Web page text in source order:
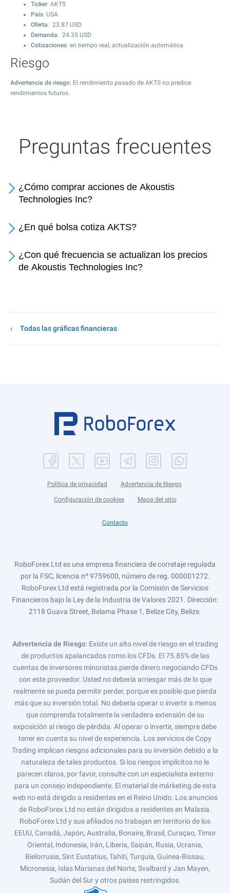
Ticker: AKTS
País: USA
Oferta: 23.87 USD
Demanda: 24.35 USD
Cotizaciones: en tiempo real, actualización automática
Riesgo
Advertencia de riesgo: El rendimiento pasado de AKTS no predice
rendimientos futuros.
Preguntas frecuentes
¿Cómo comprar acciones de Akoustis
Technologies Inc?
¿En qué bolsa cotiza AKTS?
¿Con qué frecuencia se actualizan los precios
de Akoustis Technologies Inc?
Todas las gráficas financieras
Política de privacidad Advertencia de Riesgo
Configuración de cookies Mapa del sitio
Contacto
RoboForex Ltd es una empresa financiera de corretaje regulada
por la FSC, licencia nº 9759600, número de reg. 000001272.
RoboForex Ltd está registrada por la Comisión de Servicios
Financieros bajo la Ley de la Industria de Valores 2021. Dirección:
2118 Guava Street, Belama Phase 1, Belize City, Belize.
Advertencia de Riesgo: Existe un alto nivel de riesgo en el trading
de productos apalancados como los CFDs. El 75.85% de las
cuentas de inversores minoristas pierde dinero negociando CFDs
con este proveedor. Usted no debería arriesgar más de lo que
realmente se pueda permitir perder, porque es posible que pierda
más que su inversión total. No debería operar o invertir a menos
que comprenda totalmente la verdadera extensión de su
exposición al riesgo de pérdida. Al operar o invertir, siempre debe
tener en cuenta su nivel de experiencia. Los servicios de Copy
Trading implican riesgos adicionales para su inversión debido a la
naturaleza de tales productos. Si los riesgos implícitos no le
parecen claros, por favor, consulte con un especialista externo
para un consejo independiente. El material de márketing de esta
web no está dirigido a residentes en el Reino Unido. Los anuncios
de RoboForex Ltd no están dirigidos a residentes en Malasia.
RoboForex Ltd y sus afiliados no trabajan en territorio de los
EEUU, Canadá, Japón, Australia, Bonaire, Brasil, Curaçao, Timor
Oriental, Indonesia, Irán, Liberia, Saipán, Rusia, Ucrania,
Bielorrusia, Sint Eustatius, Tahití, Turquía, Guinea-Bissau,
Micronesia, Islas Marianas del Norte, Svalbard y Jan Mayen,
Sudán del Sur y otros países restringidos.